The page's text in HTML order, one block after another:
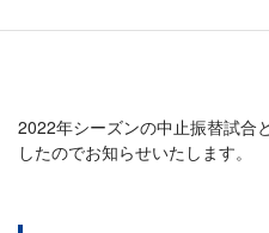
2022年シーズンの中止振替試合
したのでお知らせいたします。